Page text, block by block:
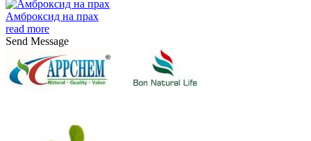
Амброксид на прах
read more
Send Message